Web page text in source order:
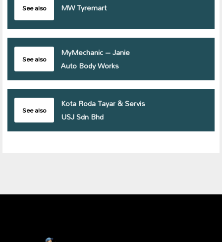
See also MW Tyremart
See also
MyMechanic – Janie
Auto Body Works
See also
Kota Roda Tayar & Servis
USJ Sdn Bhd